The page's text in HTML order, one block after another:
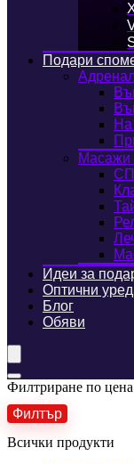
Подари
На
Масажи
Идеи за
Оптични
Блог
Обяви
Филтриране по цена
Филтър
Всички продукти